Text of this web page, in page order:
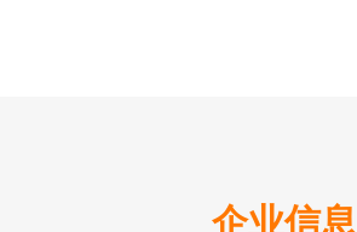
企业信息